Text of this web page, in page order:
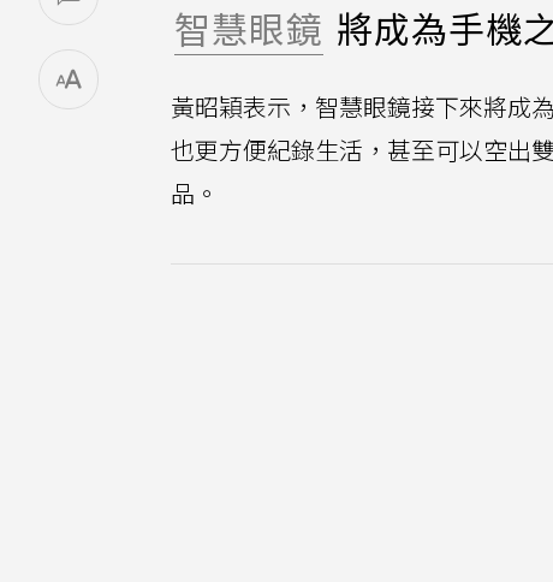
智慧眼鏡 將成為手機
黃昭穎表示，智慧眼鏡接下來將成
也更方便紀錄生活，甚至可以空出
品。